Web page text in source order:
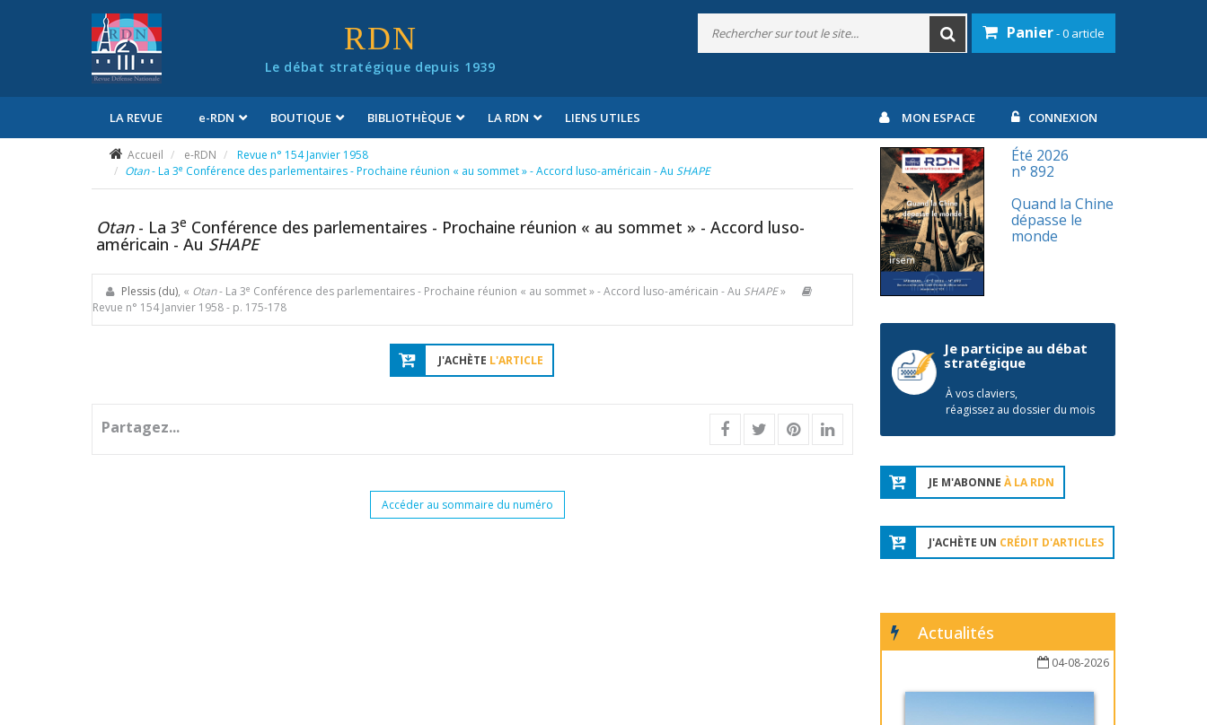
RDN
Le débat stratégique depuis 1939
Panier- 0 article
LA REVUE e-RDN BOUTIQUE BIBLIOTHÈQUE LA RDN LIENS UTILES MON ESPACE CONNEXION
Accueil e-RDN
Revue n° 154 Janvier 1958
Otan- La 3e Conférence des parlementaires - Prochaine réunion « au sommet » - Accord luso-américain - Au SHAPE
Otan - La 3e Conférence des parlementaires - Prochaine réunion « au sommet » - Accord luso-
américain - Au SHAPE
Plessis (du), « Otan- La 3e Conférence des parlementaires - Prochaine réunion « au sommet » - Accord luso-américain - Au SHAPE»
Revue n° 154 Janvier 1958- p. 175-178
J'ACHÈTE L'ARTICLE
Partagez...
Accéder au sommaire du numéro
Été 2026
n° 892
Quand la Chine
dépasse le
monde
Je participe au débat
stratégique
À vos claviers,
réagissez au dossier du mois
JE M'ABONNE À LA RDN
J'ACHÈTE UN CRÉDIT D'ARTICLES
Actualités
04-08-2026